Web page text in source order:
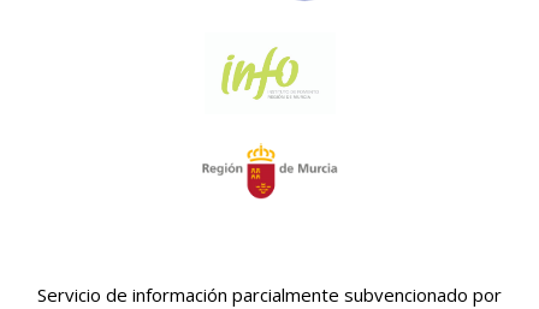
Servicio de información parcialmente subvencionado por